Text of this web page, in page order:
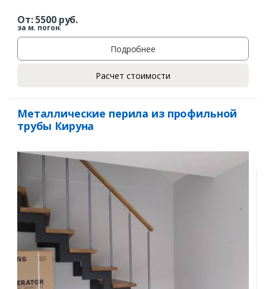
От:5500руб.
за м. погон.
Подробнее
Расчет стоимости
Металлические перила из профильной
трубы Кируна